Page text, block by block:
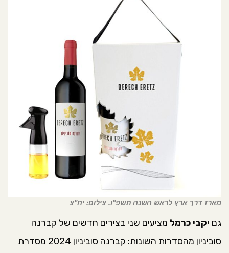
מארז דרך ארץ לראש השנה תשפ"ו. צילום: יח"צ
גם יקבי כרמל מציעים שני בצירים חדשים של קברנה
סוביניון מהסדרות השונות: קברנה סוביניון 2024 מסדרת